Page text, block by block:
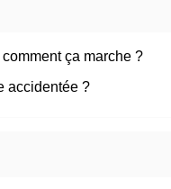
ça marche ?
accidentée ?